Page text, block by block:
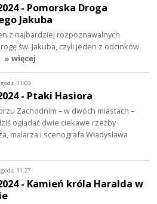
- Pomorska Droga
Jakuba
z najbardziej rozpoznawalnych
św. Jakuba, czyli jeden z odcinków
» więcej
godz. 11:03
- Ptaki Hasiora
Zachodnim – w dwóch miastach –
oglądać dwie ciekawe rzeźby
malarza i scenografa Władysława
godz. 11:27
- Kamień króla Haralda w